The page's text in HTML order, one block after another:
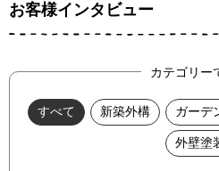
お客様インタビュー
カテゴリー
すべて 新築外構 ガーデ
外壁塗